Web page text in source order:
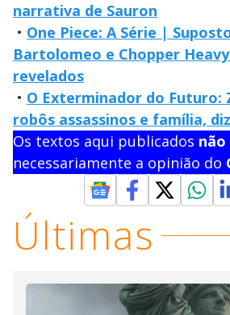
narrativa de Sauron
• One Piece: A Série |
Bartolomeo e Chopper
revelados
• O Exterminador do Futuro:
robôs assassinos e família,
Os textos aqui publicados
necessariamente a opinião do
Últimas